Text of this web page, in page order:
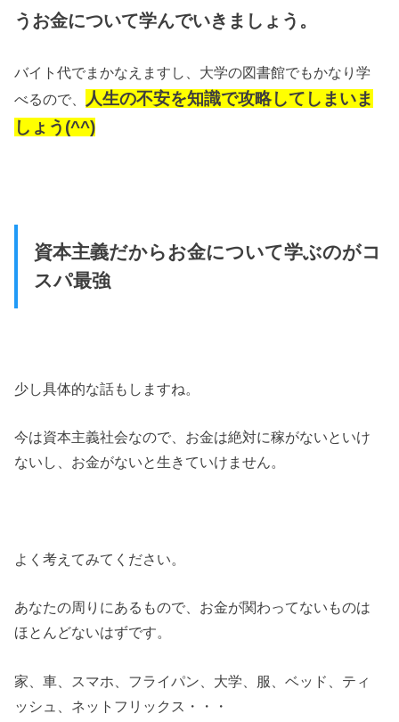
うお金について学んでいきましょう。
バイト代でまかなえますし、大学の図書館でもかなり学
べるので、 人生の不安を知識で攻略してしまいま
しょう(^^)
資本主義だからお金について学ぶのがコ
スパ最強
少し具体的な話もしますね。
今は資本主義社会なので、お金は絶対に稼がないといけ
ないし、お金がないと生きていけません。
よく考えてみてください。
あなたの周りにあるもので、お金が関わってないものは
ほとんどないはずです。
家、車、スマホ、フライパン、大学、服、ベッド、ティ
ッシュ、ネットフリックス・・・